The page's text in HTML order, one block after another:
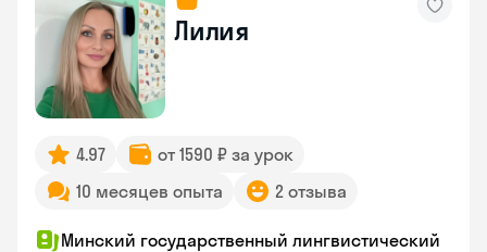
Лилия
4.97
от 1590 ₽ за урок
10 месяцев опыта
2 отзыва
Минский государственный лингвистический